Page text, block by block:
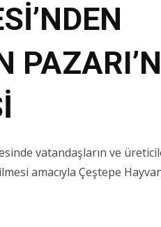
vatandaşların ve
amacıyla Çeştepe Hayvan